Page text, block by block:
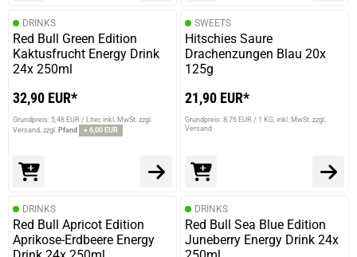
DRINKS
Red Bull Green Edition
Kaktusfrucht Energy Drink
24x 250ml
32,90 EUR*
Grundpreis: 5,48 EUR / Liter inkl. MwSt. zzgl.
Versand zzgl. Pfand + 6,00 EUR
SWEETS
Hitschies Saure
Drachenzungen Blau 20x
125g
21,90 EUR*
Grundpreis: 8,76 EUR / 1 KG inkl. MwSt. zzgl.
Versand
DRINKS
Red Bull Apricot Edition
Aprikose-Erdbeere Energy
DRINKS
Red Bull Sea Blue Edition
Juneberry Energy Drink 24x